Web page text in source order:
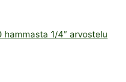
1/4″ arvostelu